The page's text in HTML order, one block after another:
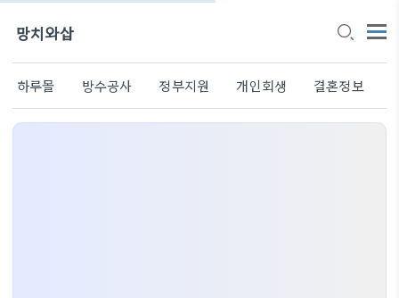
망치와삽
하루몰 방수공사 정부지원 개인회생 결혼정보